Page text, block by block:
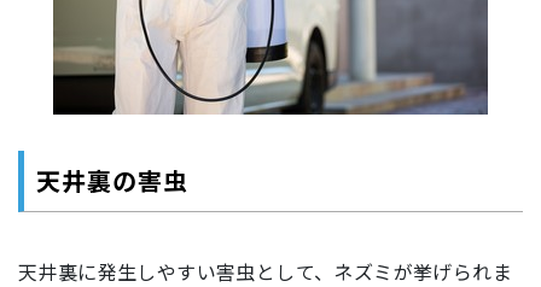
天井裏の害虫
天井裏に発生しやすい害虫として、ネズミが挙げられま